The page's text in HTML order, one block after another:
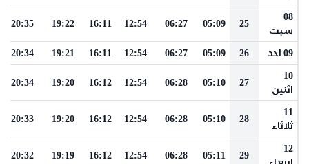
08
سبت
25
05:09
06:27
12:54
16:11
19:22
20:35
09 احد 26
05:09
06:27
12:54
16:11
19:21
20:34
10
اثنين
27
05:10
06:28
12:54
16:12
19:20
20:34
11
ثلاثاء
28
05:10
06:28
12:54
16:12
19:20
20:33
12
اربعاء
29
05:11
06:28
12:54
16:12
19:19
20:32